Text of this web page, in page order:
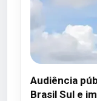
Audiência
Brasil Sul e